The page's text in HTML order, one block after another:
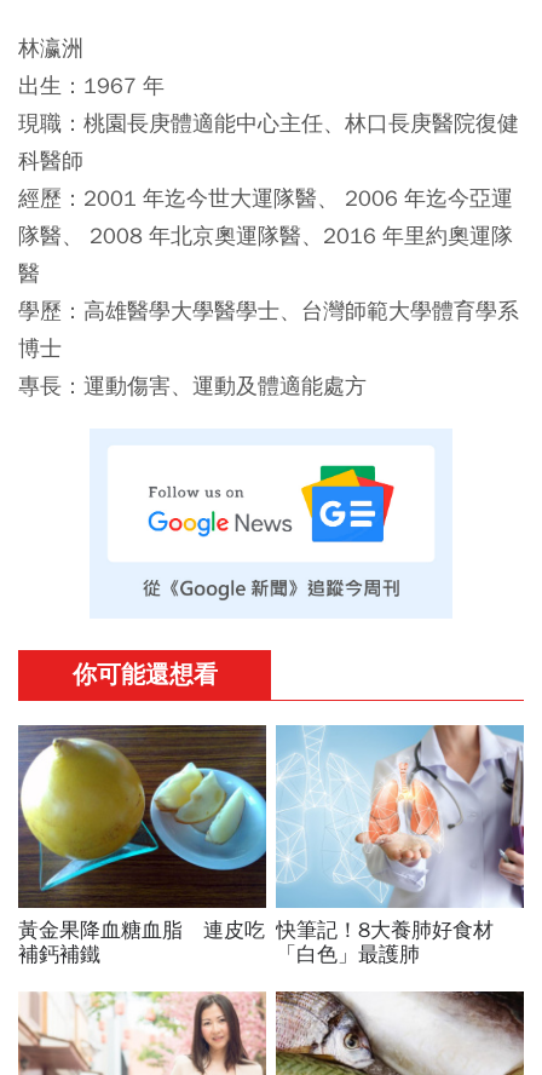
林瀛洲
出生：1967 年
現職：桃園長庚體適能中心主任、林口長庚醫院復健
科醫師
經歷：2001 年迄今世大運隊醫、 2006 年迄今亞運
隊醫、 2008 年北京奧運隊醫、2016 年里約奧運隊
醫
學歷：高雄醫學大學醫學士、台灣師範大學體育學系
博士
專長：運動傷害、運動及體適能處方